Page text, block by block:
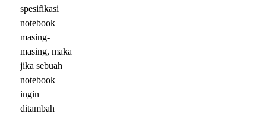
spesifikasi
notebook
masing-
masing, maka
jika sebuah
notebook
ingin
ditambah